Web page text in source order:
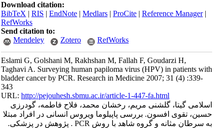
Download citation:
BibTeX|RIS|EndNote|Medlars|ProCite|Reference Manager
RefWorks
Send citation to:
Mendeley
Zotero RefWorks
Eslami G, Golshani M, Rakhshan M, Fallah F, Goudarzi H,
Taghavi A. Surveying human papiloma virus (HPV) in patients with
bladder cancer by PCR. Research in Medicine 2007; 31 (4) :339-
343
URL:http://pejouhesh.sbmu.ac.ir/article-1-447-fa.html
اسلامی گیتا، گلشنی مریم، رخشان محمد، فلاح فاطمه، گودرزی
حسین، تقوی افسون. بررسی پاپیلوما ویروس انسانی در افراد مبتلا
به سرطان مثانه و گروه شاهد با روش PCR . پژوهش در پزشکی.